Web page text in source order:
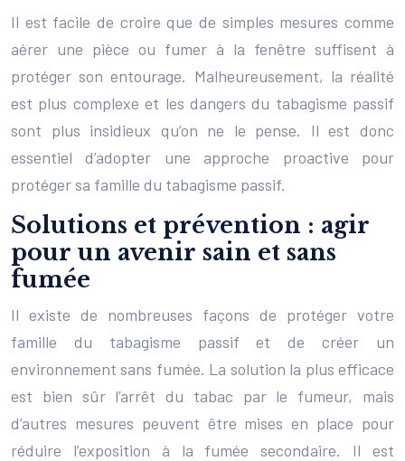
Il est facile de croire que de simples mesures comme
aérer une pièce ou fumer à la fenêtre suffisent à
protéger son entourage. Malheureusement, la réalité
est plus complexe et les dangers du tabagisme passif
sont plus insidieux qu’on ne le pense. Il est donc
essentiel d’adopter une approche proactive pour
protéger sa famille du tabagisme passif.
Solutions et prévention : agir
pour un avenir sain et sans
fumée
Il existe de nombreuses façons de protéger votre
famille du tabagisme passif et de créer un
environnement sans fumée. La solution la plus efficace
est bien sûr l’arrêt du tabac par le fumeur, mais
d’autres mesures peuvent être mises en place pour
réduire l’exposition à la fumée secondaire. Il est